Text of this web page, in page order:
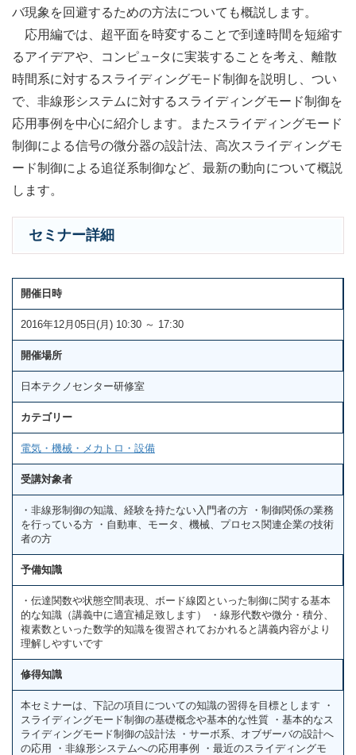
バ現象を回避するための方法についても概説します。
応用編では、超平面を時変することで到達時間を短縮す
るアイデアや、コンピュ−タに実装することを考え、離散
時間系に対するスライディングモ−ド制御を説明し、つい
で、非線形システムに対するスライディングモード制御を
応用事例を中心に紹介します。またスライディングモード
制御による信号の微分器の設計法、高次スライディングモ
ード制御による追従系制御など、最新の動向について概説
します。
セミナー詳細
開催日時
2016年12月05日(月) 10:30 ～ 17:30
開催場所
日本テクノセンター研修室
カテゴリー
電気・機械・メカトロ・設備
受講対象者
・非線形制御の知識、経験を持たない入門者の方 ・制御関係の業務
を行っている方 ・自動車、モータ、機械、プロセス関連企業の技術
者の方
予備知識
・伝達関数や状態空間表現、ボード線図といった制御に関する基本
的な知識（講義中に適宜補足致します） ・線形代数や微分・積分、
複素数といった数学的知識を復習されておかれると講義内容がより
理解しやすいです
修得知識
本セミナーは、下記の項目についての知識の習得を目標とします ・
スライディングモード制御の基礎概念や基本的な性質 ・基本的なス
ライディングモード制御の設計法 ・サーボ系、オブザーバの設計へ
の応用 ・非線形システムへの応用事例 ・最近のスライディングモ